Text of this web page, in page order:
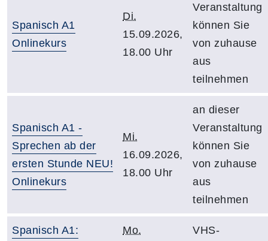
Spanisch A1
Onlinekurs
Di.
15.09.2026,
18.00 Uhr
Veranstaltung
können Sie
von zuhause
aus
teilnehmen
Spanisch A1 -
Sprechen ab der
ersten Stunde NEU!
Onlinekurs
Mi.
16.09.2026,
18.00 Uhr
an dieser
Veranstaltung
können Sie
von zuhause
aus
teilnehmen
Spanisch A1:
Mo.
VHS-